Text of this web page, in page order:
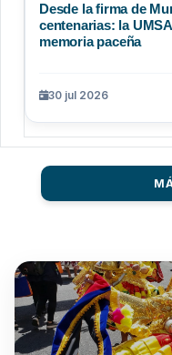
Desde la firma de
centenarias: la
memoria paceña
30 jul 2026